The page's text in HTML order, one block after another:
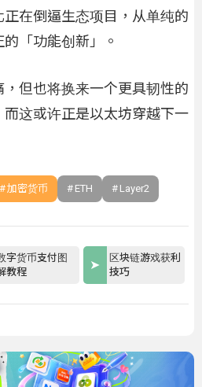
在倒逼生态项目，从单纯的
的「功能创新」。
但也将换来一个更具韧性的
这或许正是以太坊穿越下一
加密货币 ETH Layer2
字货币支付图
教程
区块链游戏获利
技巧